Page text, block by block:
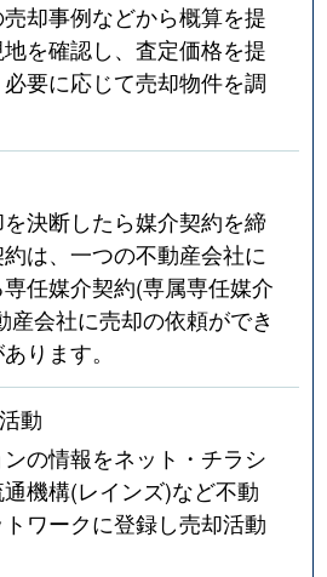
1,400万円 西川口
徒歩19
2,100万円 西川口
徒歩19
2,600万円 西川口
徒歩13
2,400万円 川口
徒歩18
3,500万円
3,500万円
790万円 西川口
徒歩8
2,500万円 西川口
徒歩6
却事例などから概算を提
を確認し、査定価格を提
要に応じて売却物件を調
決断したら媒介契約を締
は、一つの不動産会社に
任媒介契約(専属専任媒介
産会社に売却の依頼ができ
ります。
動
の情報をネット・チラシ
機構(レインズ)など不動
ワークに登録し売却活動